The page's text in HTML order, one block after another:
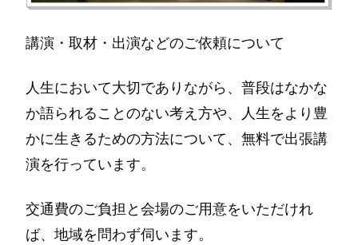
講演・取材・出演などのご依頼について
人生において大切でありながら、普段はなかな
か語られることのない考え方や、人生をより豊
かに生きるための方法について、無料で出張講
演を行っています。
交通費のご負担と会場のご用意をいただけれ
ば、地域を問わず伺います。